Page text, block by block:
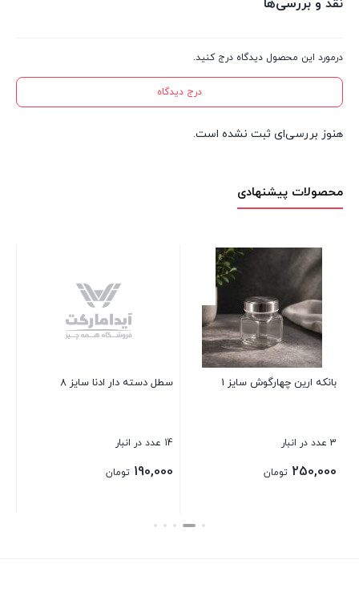
نقد و بررسی‌ها
درمورد این محصول دیدگاه درج کنید.
درج دیدگاه
هنوز بررسی‌ای ثبت نشده است.
محصولات پیشنهادی
بانکه ارین چهارگوش سایز 1
3 عدد در انبار
250,000 تومان
سطل دسته دار ادنا سایز 8
14 عدد در انبار
190,000 تومان
بستن